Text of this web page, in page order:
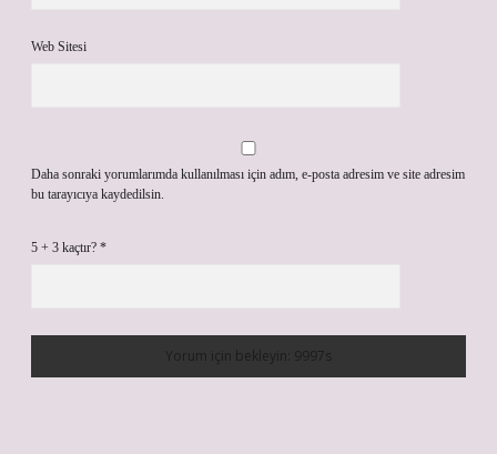
Web Sitesi
Daha sonraki yorumlarımda kullanılması için adım, e-posta adresim ve site adresim
bu tarayıcıya kaydedilsin.
5 + 3 kaçtır? *